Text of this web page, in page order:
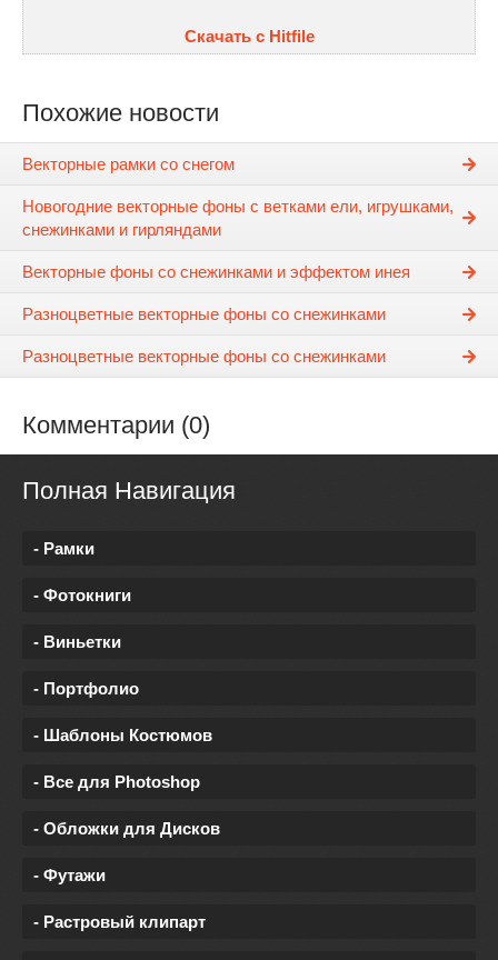
Скачать с Hitfile
Похожие новости
Векторные рамки со снегом
Новогодние векторные фоны с ветками ели, игрушками,
снежинками и гирляндами
Векторные фоны со снежинками и эффектом инея
Разноцветные векторные фоны со снежинками
Разноцветные векторные фоны со снежинками
Комментарии (0)
Полная Навигация
- Рамки
- Фотокниги
- Виньетки
- Портфолио
- Шаблоны Костюмов
- Все для Photoshop
- Обложки для Дисков
- Футажи
- Растровый клипарт